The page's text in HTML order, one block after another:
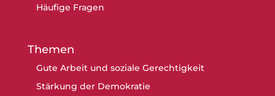
Häufige Fragen
Themen
Gute Arbeit und soziale Gerechtigkeit
Stärkung der Demokratie